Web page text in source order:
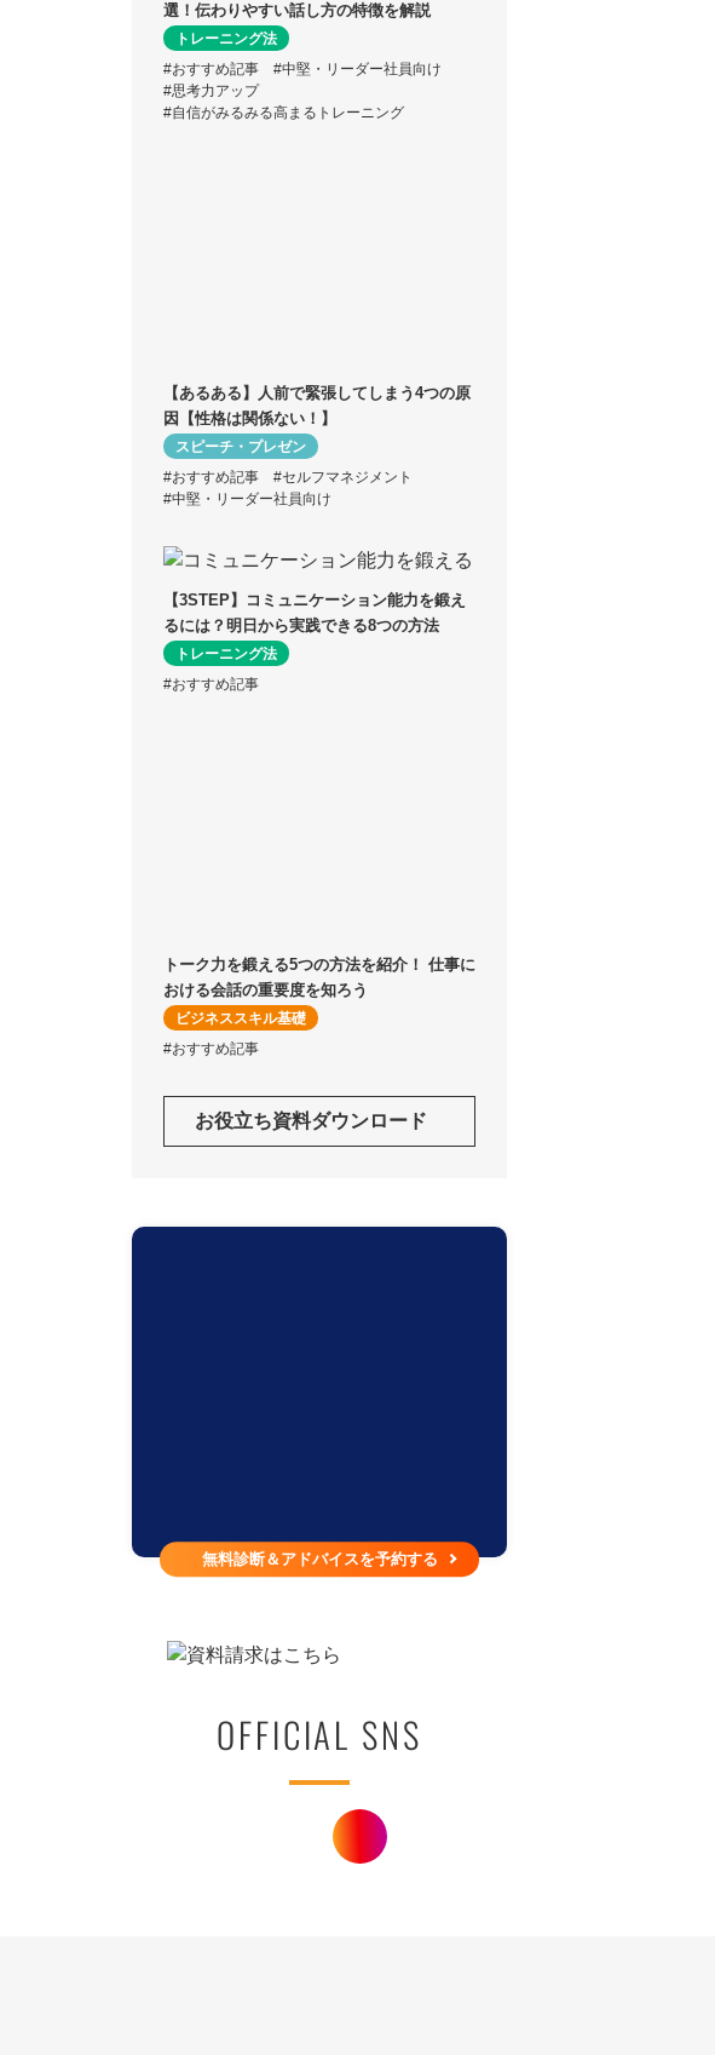
選！伝わりやすい話し方の特徴を解説
トレーニング法
#おすすめ記事
#中堅・リーダー社員向け
#思考力アップ
#自信がみるみる高まるトレーニング
【あるある】人前で緊張してしまう4つの原
因【性格は関係ない！】
スピーチ・プレゼン
#おすすめ記事
#セルフマネジメント
#中堅・リーダー社員向け
【3STEP】コミュニケーション能力を鍛え
るには？明日から実践できる8つの方法
トレーニング法
#おすすめ記事
トーク力を鍛える5つの方法を紹介！ 仕事に
おける会話の重要度を知ろう
ビジネススキル基礎
#おすすめ記事
お役立ち資料ダウンロード
無料診断＆アドバイスを予約する
OFFICIAL SNS